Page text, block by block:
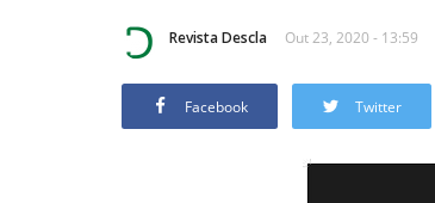
Revista Descla Out 23, 2020 - 13:59
Facebook Twitter